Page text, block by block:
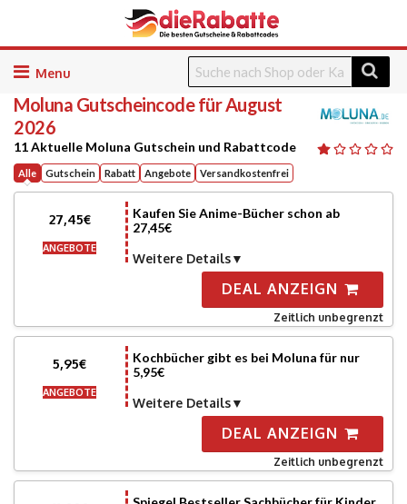
Skip
content
Moluna Gutscheincode für August
2026
11 Aktuelle Moluna Gutschein und Rabattcode
Alle Gutschein Rabatt Angebote Versandkostenfrei
27,45€
ANGEBOTE
Kaufen Sie Anime-Bücher schon ab
27,45€
Weitere Details
DEAL ANZEIGN
Zeitlich unbegrenzt
5,95€
ANGEBOTE
Kochbücher gibt es bei Moluna für nur
5,95€
Weitere Details
DEAL ANZEIGN
Zeitlich unbegrenzt